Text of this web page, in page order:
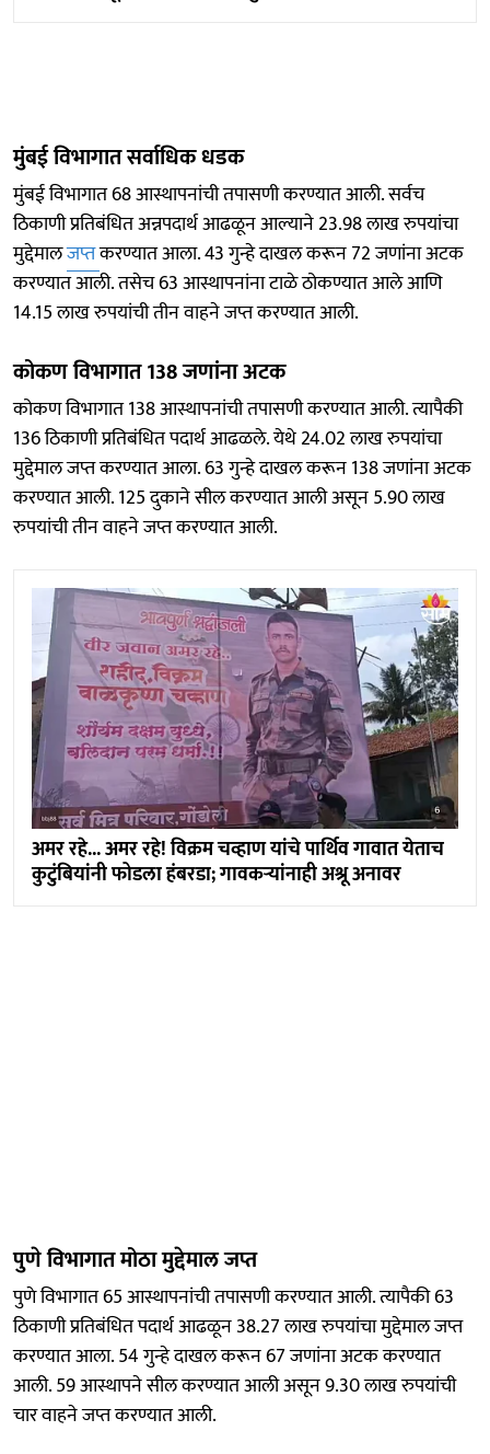
मुंबई विभागात सर्वाधिक धडक
मुंबई विभागात 68 आस्थापनांची तपासणी करण्यात आली. सर्वच
ठिकाणी प्रतिबंधित अन्नपदार्थ आढळून आल्याने 23.98 लाख रुपयांचा
मुद्देमालजप्तकरण्यात आला. 43 गुन्हे दाखल करून 72 जणांना अटक
करण्यात आली. तसेच 63 आस्थापनांना टाळे ठोकण्यात आले आणि
14.15 लाख रुपयांची तीन वाहने जप्त करण्यात आली.
कोकण विभागात 138 जणांना अटक
कोकण विभागात 138 आस्थापनांची तपासणी करण्यात आली. त्यापैकी
136 ठिकाणी प्रतिबंधित पदार्थ आढळले. येथे 24.02 लाख रुपयांचा
मुद्देमाल जप्त करण्यात आला. 63 गुन्हे दाखल करून 138 जणांना अटक
करण्यात आली. 125 दुकाने सील करण्यात आली असून 5.90 लाख
रुपयांची तीन वाहने जप्त करण्यात आली.
अमर रहे... अमर रहे! विक्रम चव्हाण यांचे पार्थिव गावात येताच
कुटुंबियांनी फोडला हंबरडा; गावकऱ्यांनाही अश्रू अनावर
पुणे विभागात मोठा मुद्देमाल जप्त
पुणे विभागात 65 आस्थापनांची तपासणी करण्यात आली. त्यापैकी 63
ठिकाणी प्रतिबंधित पदार्थ आढळून 38.27 लाख रुपयांचा मुद्देमाल जप्त
करण्यात आला. 54 गुन्हे दाखल करून 67 जणांना अटक करण्यात
आली. 59 आस्थापने सील करण्यात आली असून 9.30 लाख रुपयांची
चार वाहने जप्त करण्यात आली.